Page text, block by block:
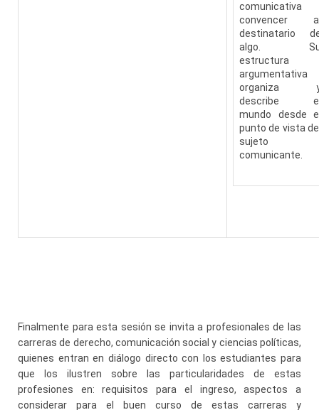
comunicativa
convencer
destinatario
algo.
estructura
argumentativa
organiza
describe
mundo desde
punto de vista
sujeto
comunicante.
Finalmente para esta sesión se invita a profesionales de las
carreras de derecho, comunicación social y ciencias políticas,
quienes entran en diálogo directo con los estudiantes para
que los ilustren sobre las particularidades de estas
profesiones en: requisitos para el ingreso, aspectos a
considerar para el buen curso de estas carreras y